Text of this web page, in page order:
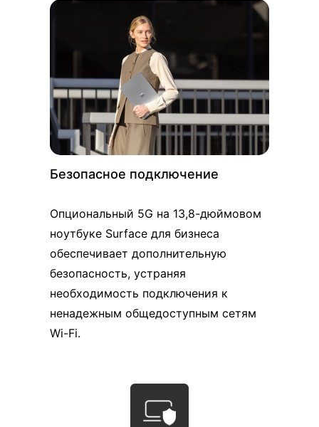
Безопасное подключение
Опциональный 5G на 13,8-дюймовом
ноутбуке Surface для бизнеса
обеспечивает дополнительную
безопасность, устраняя
необходимость подключения к
ненадежным общедоступным сетям
Wi-Fi.